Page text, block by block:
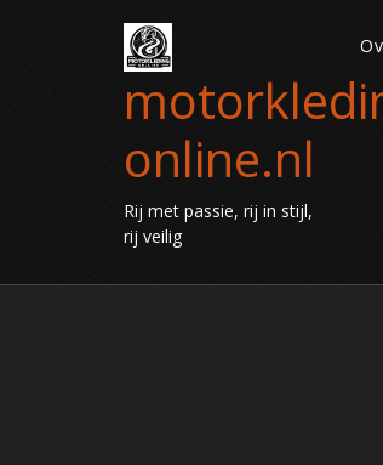
online.nl
Rij met passie, rij in stijl,
rij veilig